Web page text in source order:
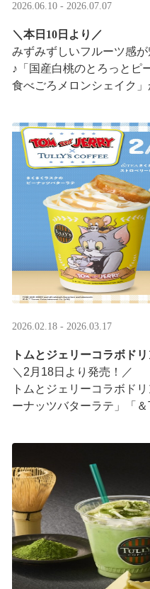
2026.06.10 - 2026.07.07
＼本日10日より／
みずみずしいフルーツ感
♪「国産白桃のとろっとピ
食べごろメロンシェイク」
ホイップクリームが無料で
2026.02.18 - 2026.03.17
トムとジェリーコラボド
＼2月18日より発売！／
トムとジェリーコラボド
ーナッツバターラテ」「